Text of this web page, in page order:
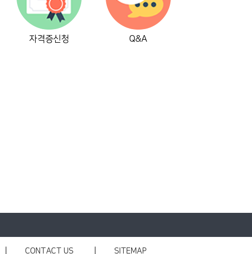
자격증신청 Q&A
CONTACT US SITEMAP